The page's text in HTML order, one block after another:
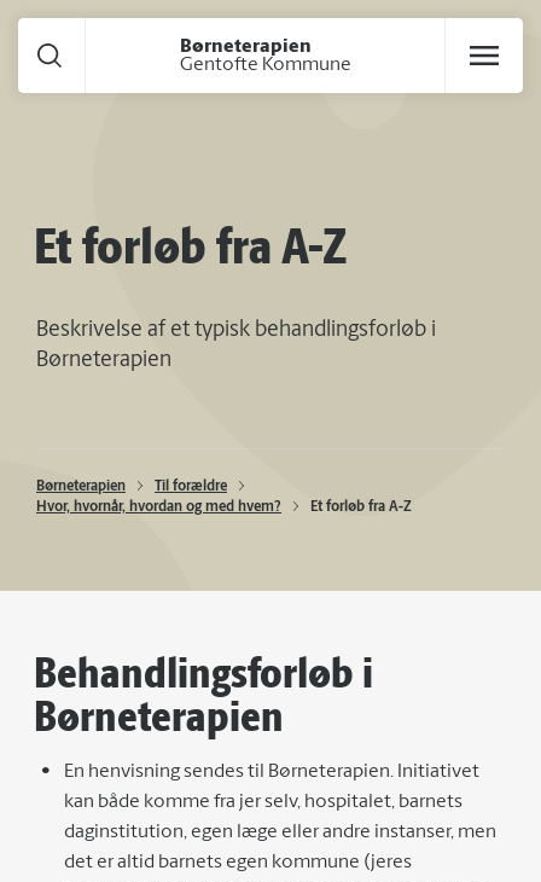
Børneterapien
Gentofte Kommune
Et forløb fra A-Z
Beskrivelse af et typisk behandlingsforløb i
Børneterapien
Børneterapien
Til forældre
Hvor, hvornår, hvordan og med hvem?
Et forløb fra A-Z
Behandlingsforløb i
Børneterapien
En henvisning sendes til Børneterapien. Initiativet
kan både komme fra jer selv, hospitalet, barnets
daginstitution, egen læge eller andre instanser, men
det er altid barnets egen kommune (jeres